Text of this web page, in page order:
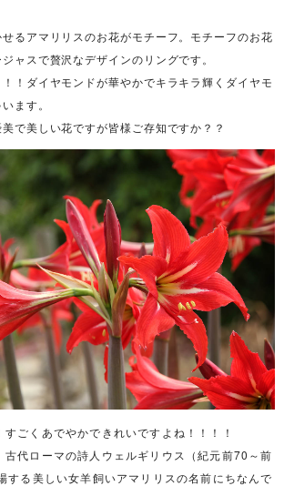
るアマリリスのお花がモチーフ。モチーフのお花
ャスで贅沢なデザインのリングです。
！ダイヤモンドが華やかでキラキラ輝くダイヤモ
ます。
で美しい花ですが皆様ご存知ですか？？
ごくあでやかできれいですよね！！！！
古代ローマの詩人ウェルギリウス（紀元前70～前
する美しい女羊飼いアマリリスの名前にちなんで